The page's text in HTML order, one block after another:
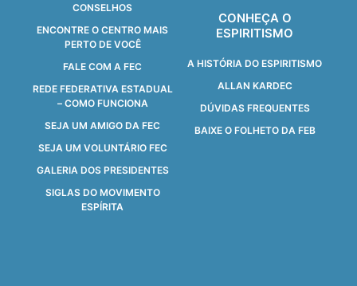
CONSELHOS
ENCONTRE O CENTRO MAIS
PERTO DE VOCÊ
FALE COM A FEC
REDE FEDERATIVA ESTADUAL
– COMO FUNCIONA
SEJA UM AMIGO DA FEC
SEJA UM VOLUNTÁRIO FEC
GALERIA DOS PRESIDENTES
SIGLAS DO MOVIMENTO
ESPÍRITA
CONHEÇA O
ESPIRITISMO
A HISTÓRIA DO ESPIRITISMO
ALLAN KARDEC
DÚVIDAS FREQUENTES
BAIXE O FOLHETO DA FEB